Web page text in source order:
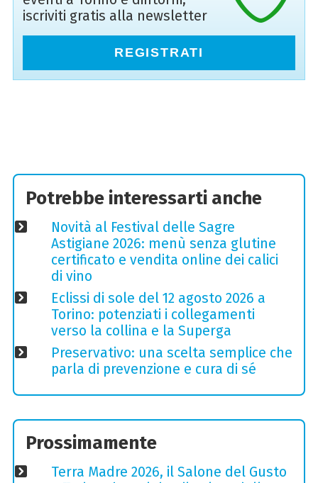
iscriviti gratis alla newsletter
REGISTRATI
Potrebbe interessarti anche
Novità al Festival delle Sagre
Astigiane 2026: menù senza glutine
certificato e vendita online dei calici
di vino
Eclissi di sole del 12 agosto 2026 a
Torino: potenziati i collegamenti
verso la collina e la Superga
Preservativo: una scelta semplice che
parla di prevenzione e cura di sé
Prossimamente
Terra Madre 2026, il Salone del Gusto